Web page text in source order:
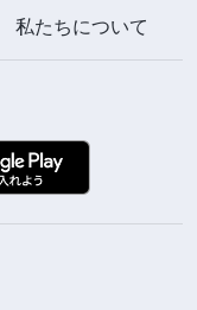
私たちについて